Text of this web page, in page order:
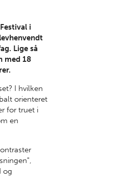
i
Lige så
med 18
I hvilken
orienteret
for truet i
en
og